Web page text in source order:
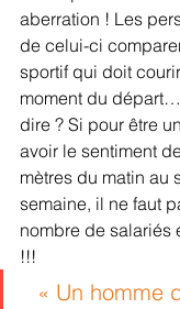
aberration ! Les
de celui-ci
sportif qui doit
moment du
dire ? Si pour être
avoir le sentiment
mètres du matin au
semaine, il ne faut
nombre de salariés
!!!
« Un homme